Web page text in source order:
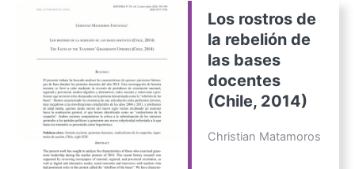
Los rostros de
la rebelión de
las bases
docentes
(Chile, 2014)
Christian Matamoros